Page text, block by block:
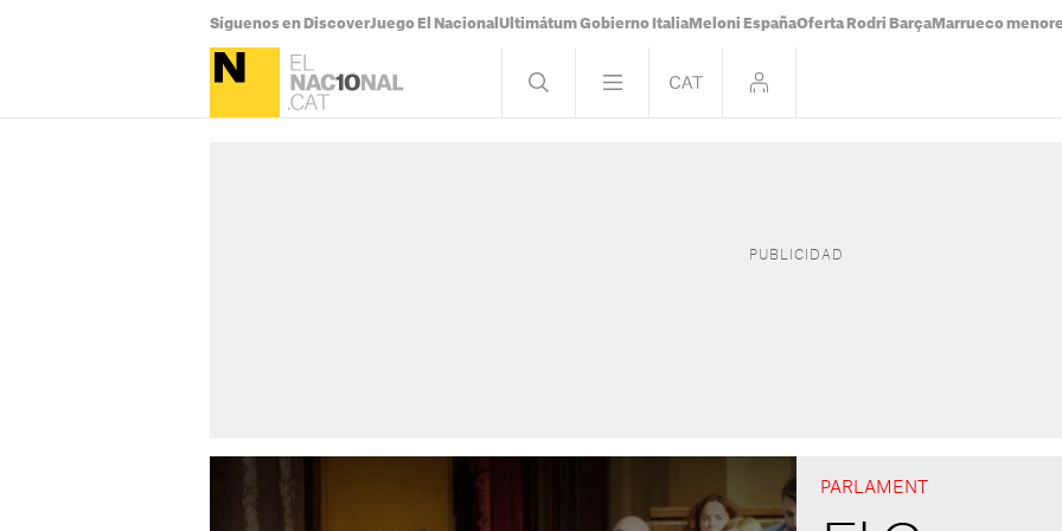
Síguenos en DiscoverJuego El Nacional Ultimátum Gobierno Italia Meloni EspañaOferta Rodri Barça Marrueco
PARLAMENT